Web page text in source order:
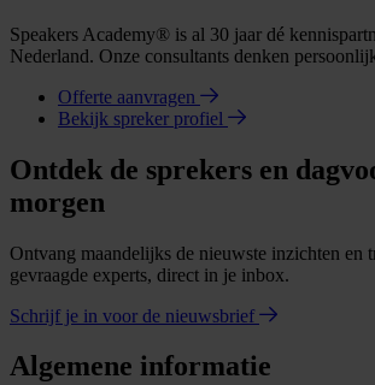
Speakers Academy® is al 30 jaar dé
Nederland. Onze consultants denken
Offerte aanvragen
Bekijk spreker profiel
Ontdek de sprekers en
morgen
Ontvang maandelijks de nieuwste inzichten en
gevraagde experts, direct in je inbox.
Schrijf je in voor de nieuwsbrief
Algemene informatie